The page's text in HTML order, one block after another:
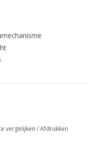
vergelijken /Afdrukken